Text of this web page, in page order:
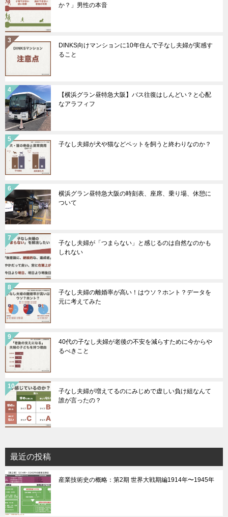
か？」男性の本音
DINKS向けマンションに10年住んで子なし夫婦が実感す
ること
【横浜グラン昼特急大阪】バス往復はしんどい？と心配
なアラフィフ
子なし夫婦が犬や猫などペットを飼うと終わりなのか？
横浜グラン昼特急大阪の時刻表、座席、乗り場、休憩に
ついて
子なし夫婦が「つまらない」と感じるのは自然なのかも
しれない
子なし夫婦の離婚率が高い！はウソ？ホント？データを
元に考えてみた
40代の子なし夫婦が老後の不安を減らすために今からや
るべきこと
子なし夫婦が増えてるのにみじめで虚しい負け組なんて
誰が言ったの？
最近の投稿
産業技術史の概略：第2期 世界大戦期編1914年〜1945年